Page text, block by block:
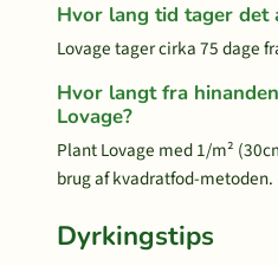
Hvor lang tid tager det
Lovage tager cirka 75 dage
Hvor langt fra
Lovage?
Plant Lovage med 1/m²
brug af kvadratfod-metoden.
Dyrkingstips